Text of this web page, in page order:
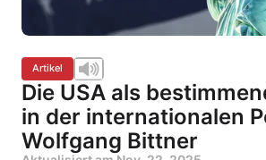
Artikel
Die USA als
in der internationalen
Wolfgang Bittner